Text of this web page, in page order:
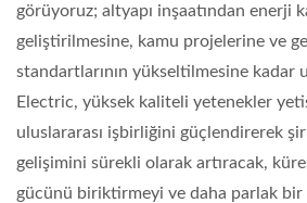
görüyoruz; altyapı inşaatından enerji
geliştirilmesine, kamu projelerine ve
standartlarının yükseltilmesine kadar
Electric, yüksek kaliteli yetenekler
uluslararası işbirliğini güçlendirerek
gelişimini sürekli olarak artıracak,
gücünü biriktirmeyi ve daha parlak bir